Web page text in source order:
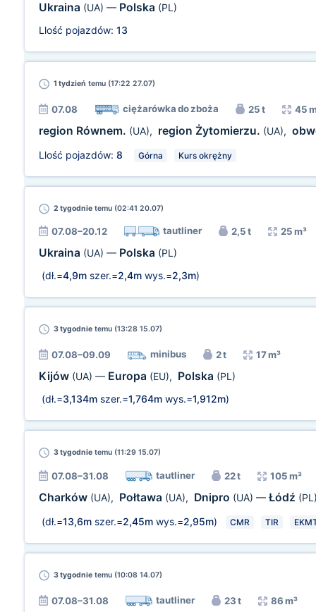
Ukraina (UA) — Polska (PL)
Llość pojazdów: 13
1 tydzień temu (17:22 27.07)
07.08 ciężarówka do zboża 25 t 45
region Równem. (UA), region Żytomierzu. (UA),
Llość pojazdów: 8 Górna Kurs okrężny
2 tygodnie temu (02:41 20.07)
07.08–20.12 tautliner 2,5 t 25 m³
Ukraina (UA) — Polska (PL)
(dł.=4,9m szer.=2,4m wys.=2,3m)
3 tygodnie temu (13:28 15.07)
07.08–09.09 minibus 2 t 17 m³
Kijów (UA) — Europa (EU), Polska (PL)
(dł.=3,134m szer.=1,764m wys.=1,912m)
3 tygodnie temu (11:29 15.07)
07.08–31.08 tautliner 22 t 105 m³
Charków (UA), Połtawa (UA), Dnipro (UA) — Łódź
(dł.=13,6m szer.=2,45m wys.=2,95m) CMR TIR
3 tygodnie temu (10:08 14.07)
07.08–31.08 tautliner 23 t 86 m³